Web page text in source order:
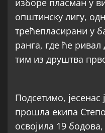
изборе пласман у
општинску лигу,
трећепласирани у
ранга, где ће
тим из друштва
Подсетимо,
прошла екипа
освојила 19